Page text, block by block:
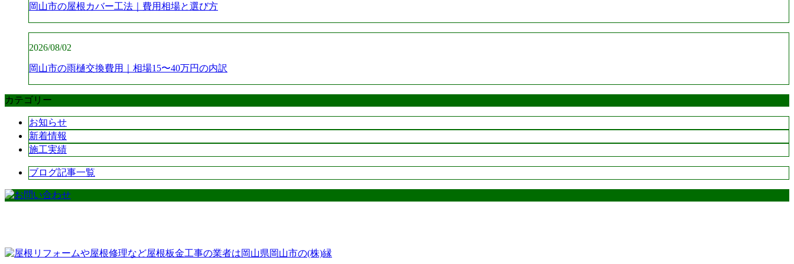
岡山市の屋根カバー工法｜費用相場と選び方
2026/08/02
岡山市の雨樋交換費用｜相場15〜40万円の内訳
カテゴリー
お知らせ
新着情報
施工実績
ブログ記事一覧